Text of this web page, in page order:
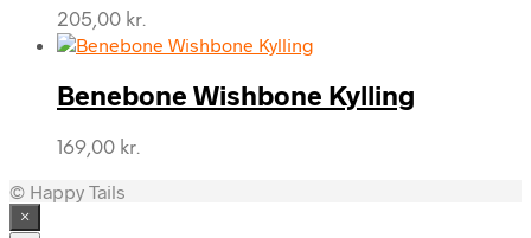
205,00 kr.
Benebone Wishbone Kylling
169,00 kr.
© Happy Tails
×